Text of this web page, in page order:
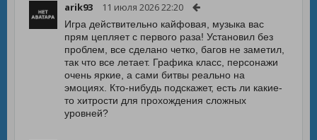
arik93 11 июля 2026 22:20
Игра действительно кайфовая, музыка вас
прям цепляет с первого раза! Установил без
проблем, все сделано четко, багов не заметил,
так что все летает. Графика класс, персонажи
очень яркие, а сами битвы реально на
эмоциях. Кто-нибудь подскажет, есть ли какие-
то хитрости для прохождения сложных
уровней?